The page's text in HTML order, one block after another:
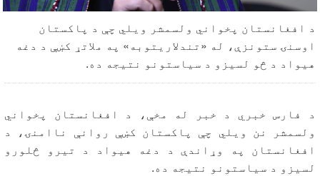
د افغانستان پخواني ولسمشر ویلي چې د پاکستان
اوسنۍ ستونزې، له «تندلاریتوبه» په ملاتړ کښې د دغه
هیواد د څو لسیزو د سیاستونو نتیجه ده.
د فارس خبري د خبر له مخې، د افغانستان پخواني
ولسمشر نن ویلي چې پاکستان کښې روانې ناامنۍ، د
افغانستان په وړاندې د دغه هیواد د تیرو څلورو
لسیزو د سیاستونو نتیجه ده.